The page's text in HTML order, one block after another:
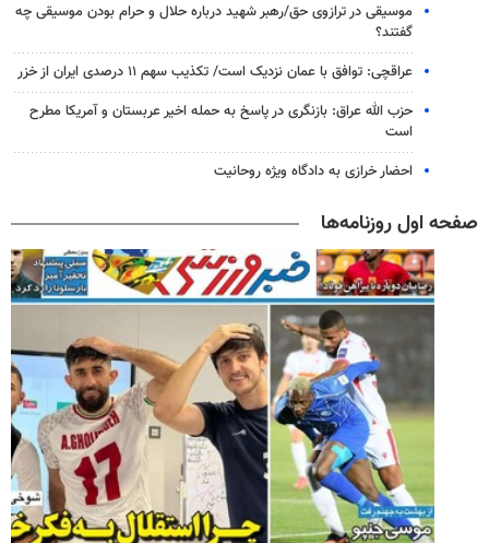
موسیقی در ترازوی حق/رهبر شهید درباره حلال و حرام بودن موسیقی چه
گفتند؟
عراقچی: توافق با عمان نزدیک است/ تکذیب سهم ۱۱ درصدی ایران از خزر
حزب الله عراق: بازنگری در پاسخ به حمله اخیر عربستان و آمریکا مطرح
است
احضار خرازی به دادگاه ویژه روحانیت
صفحه اول روزنامه‌ها